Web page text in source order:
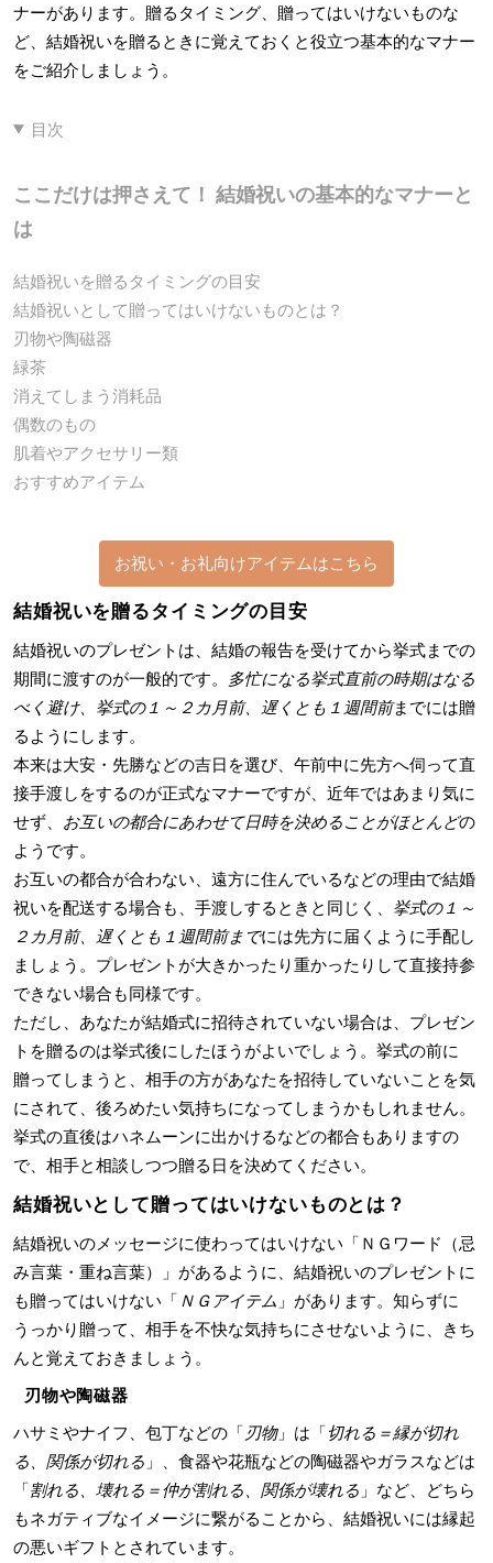
ナーがあります。贈るタイミング、贈ってはいけないものな
ど、結婚祝いを贈るときに覚えておくと役立つ基本的なマナー
をご紹介しましょう。
目次
ここだけは押さえて！ 結婚祝いの基本的なマナーと
は
結婚祝いを贈るタイミングの目安
結婚祝いとして贈ってはいけないものとは？
刃物や陶磁器
緑茶
消えてしまう消耗品
偶数のもの
肌着やアクセサリー類
おすすめアイテム
お祝い・お礼向けアイテムはこちら
結婚祝いを贈るタイミングの目安
結婚祝いのプレゼントは、結婚の報告を受けてから挙式までの
期間に渡すのが一般的です。
多忙になる挙式直前の時期はなる
べく避け、挙式の１～２カ月前、遅くとも１週間前までには贈
るようにします。
本来は大安・先勝などの吉日を選び、午前中に先方へ伺って直
接手渡しをするのが正式なマナーですが、近年ではあまり気に
せず、
お互いの都合にあわせて日時を決めることがほとんどの
ようです。
お互いの都合が合わない、遠方に住んでいるなどの理由で結婚
祝いを配送する場合も、手渡しするときと同じく、 挙式の１～
２カ月前、遅くとも１週間前までには先方に届くように手配し
ましょう。プレゼントが大きかったり重かったりして直接持参
できない場合も同様です。
ただし、あなたが結婚式に招待されていない場合は、プレゼン
トを贈るのは挙式後にしたほうがよいでしょう。挙式の前に
贈ってしまうと、相手の方があなたを招待していないことを気
にされて、後ろめたい気持ちになってしまうかもしれません。
挙式の直後はハネムーンに出かけるなどの都合もありますの
で、相手と相談しつつ贈る日を決めてください。
結婚祝いとして贈ってはいけないものとは？
結婚祝いのメッセージに使わってはいけない「ＮＧワード（忌
み言葉・重ね言葉）」があるように、結婚祝いのプレゼントに
も贈ってはいけない「 ＮＧアイテム 」があります。知らずに
うっかり贈って、相手を不快な気持ちにさせないように、きち
んと覚えておきましょう。
刃物や陶磁器
ハサミやナイフ、包丁などの「 刃物」は「切れる＝縁が切れ
る、関係が切れる 」、食器や花瓶などの陶磁器やガラスなどは
「割れる、壊れる＝仲が割れる、関係が壊れる 」など、どちら
もネガティブなイメージに繋がることから、結婚祝いには縁起
の悪いギフトとされています。